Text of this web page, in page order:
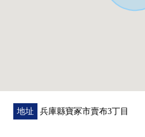
地址 兵庫縣寶冢市賣布3丁目